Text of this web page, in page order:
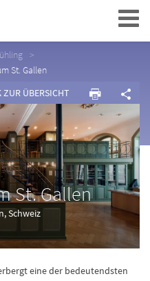
Navigation
St. Gallen
ZUR ÜBERSICHT
St. Gallen
Schweiz
eine der bedeutendsten